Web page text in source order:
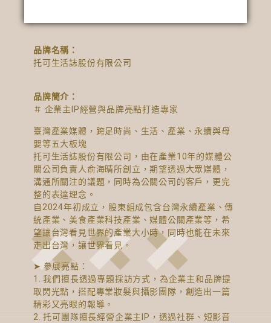
品牌名稱：
托可生活誌股份有限公司
品牌簡介：
＃ 企業主IP經營與品牌亮點打造專家
臺灣產業媒體，跨足時尚、生活、產業、永續與母
嬰等五大板塊
托可生活誌股份有限公司，由在產業10年的媒體公
關公司負責人俞海晴所創立，期望透過大眾媒體，
溝通所關注的議題，同時為公關公司的客戶，更完
整的表達理念。
自2024年初成立，股東組成包含台灣永續產業、傳
統產業、美食產業科技產業、媒體公關產業等，希
望讓台灣看見世界的產業大小時，同時也能在未來
走出台灣，讓世界看見。
➤ 參展亮點：
1. 我們擅長透過專題採訪方式，為企業主和品牌提
取閃光點，搭配專業妝髮與攝影團隊，創造出一篇
精彩又亮眼的報導。
2. 托可團隊擅長經營企業主IP，透過社群、短影音